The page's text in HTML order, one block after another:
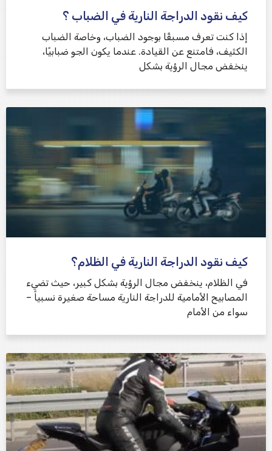
كيف نقود الدراجة النارية في الضباب ؟
إذا كنت تعرف مسبقًا بوجود الضباب، وخاصة الضباب
الكثيف، فامتنع عن القيادة. عندما يكون الجو ضبابيًا،
ينخفض ​​مجال الرؤية بشكل
كيف نقود الدراجة النارية في الظلام؟
في الظلام، ينخفض ​​مجال الرؤية بشكل كبير، حيث تضيء
المصابيح الأمامية للدراجة النارية مساحة صغيرة نسبياً –
سواء من الأمام